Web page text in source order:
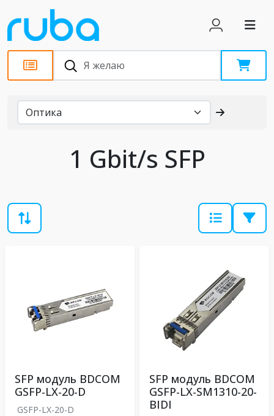
Каталог
1 Gbit/s SFP
SFP модуль BDCOM
GSFP-LX-20-D
GSFP-LX-20-D
SFP модуль BDCOM
GSFP-LX-SM1310-20-
BIDI